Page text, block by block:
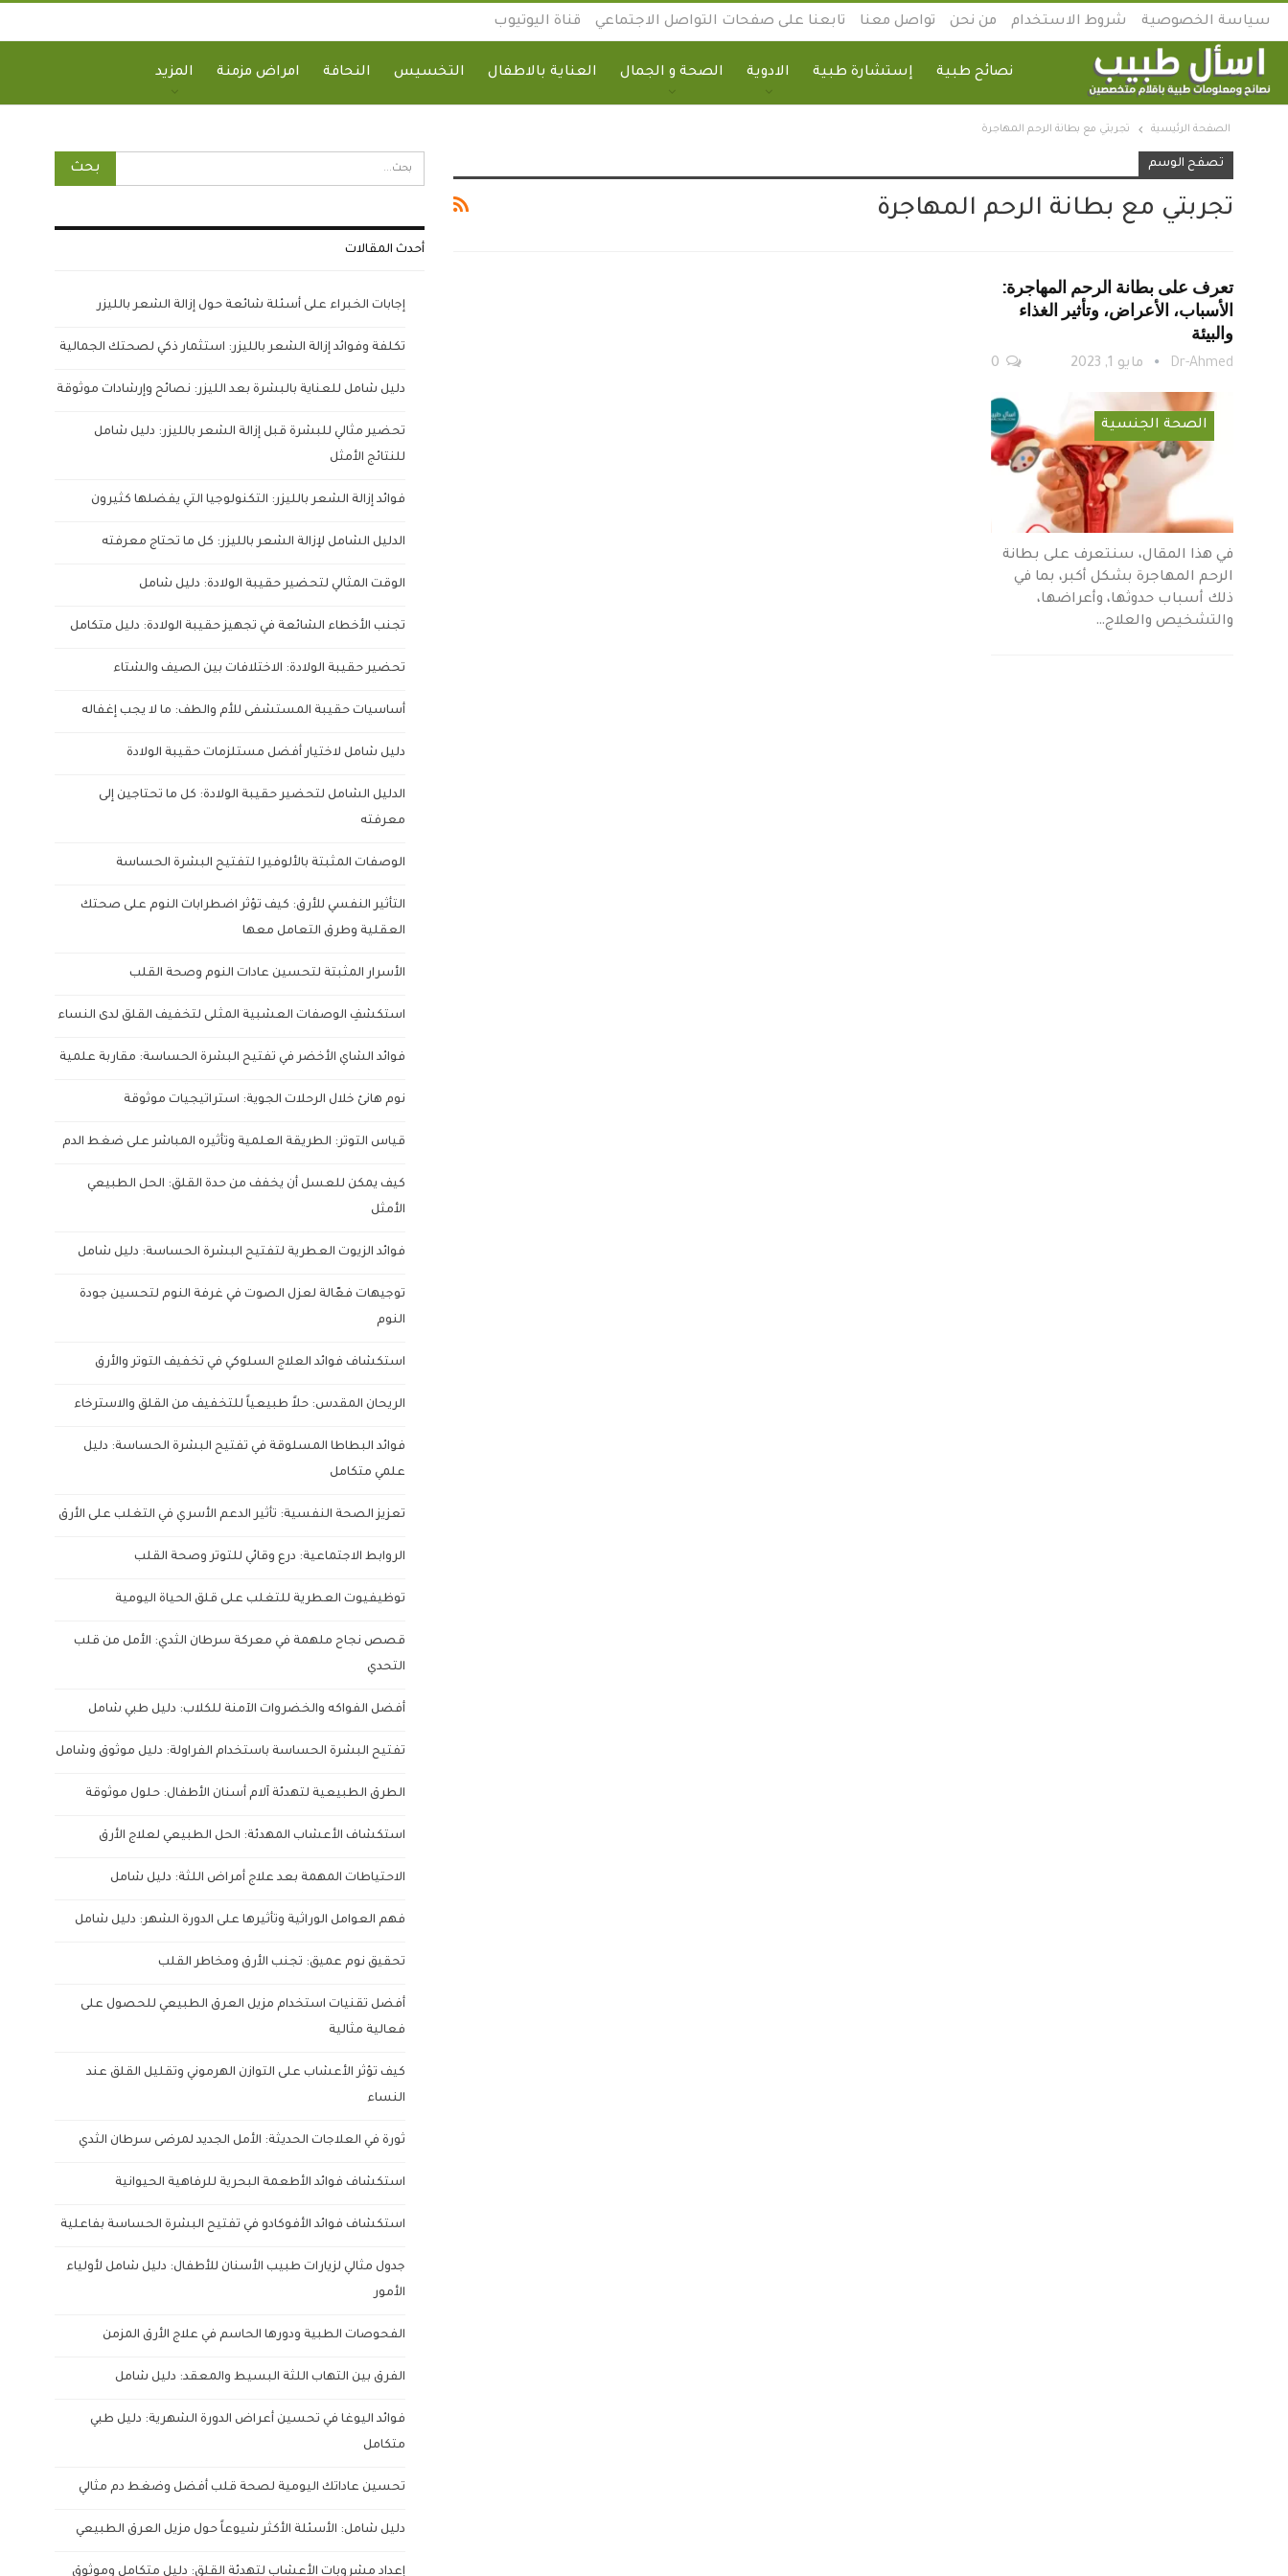
سياسة الخصوصية شروط الاستخدام من نحن تواصل معنا تابعنا على صفحات التواصل الاجتماعي قناة اليوتيوب
نصائح طبية إستشارة طبية الادوية الصحة و الجمال العناية بالاطفال التخسيس النحافة امراض مزمنة المزيد
الصفحة الرئيسية تجربتي مع بطانة الرحم المهاجرة
تصفح الوسم
تجربتي مع بطانة الرحم المهاجرة
تعرف على بطانة الرحم المهاجرة:
الأسباب، الأعراض، وتأثير الغذاء
والبيئة
Dr-Ahmed مايو 1, 2023
الصحة الجنسية
في هذا المقال، سنتعرف على بطانة
الرحم المهاجرة بشكل أكبر، بما في
ذلك أسباب حدوثها، وأعراضها،
والتشخيص والعلاج…
أحدث المقالات
إجابات الخبراء على أسئلة شائعة حول إزالة الشعر بالليزر
تكلفة وفوائد إزالة الشعر بالليزر: استثمار ذكي لصحتك الجمالية
دليل شامل للعناية بالبشرة بعد الليزر: نصائح وإرشادات موثوقة
تحضير مثالي للبشرة قبل إزالة الشعر بالليزر: دليل شامل
للنتائج الأمثل
فوائد إزالة الشعر بالليزر: التكنولوجيا التي يفضلها كثيرون
الدليل الشامل لإزالة الشعر بالليزر: كل ما تحتاج معرفته
الوقت المثالي لتحضير حقيبة الولادة: دليل شامل
تجنب الأخطاء الشائعة في تجهيز حقيبة الولادة: دليل متكامل
تحضير حقيبة الولادة: الاختلافات بين الصيف والشتاء
أساسيات حقيبة المستشفى للأم والطف: ما لا يجب إغفاله
دليل شامل لاختيار أفضل مستلزمات حقيبة الولادة
الدليل الشامل لتحضير حقيبة الولادة: كل ما تحتاجين إلى
معرفته
الوصفات المثبتة بالألوفيرا لتفتيح البشرة الحساسة
التأثير النفسي للأرق: كيف تؤثر اضطرابات النوم على صحتك
العقلية وطرق التعامل معها
الأسرار المثبتة لتحسين عادات النوم وصحة القلب
استكشفِ الوصفات العشبية المثلى لتخفيف القلق لدى النساء
فوائد الشاي الأخضر في تفتيح البشرة الحساسة: مقاربة علمية
نوم هانئ خلال الرحلات الجوية: استراتيجيات موثوقة
قياس التوتر: الطريقة العلمية وتأثيره المباشر على ضغط الدم
كيف يمكن للعسل أن يخفف من حدة القلق: الحل الطبيعي
الأمثل
فوائد الزيوت العطرية لتفتيح البشرة الحساسة: دليل شامل
توجيهات فعّالة لعزل الصوت في غرفة النوم لتحسين جودة
النوم
استكشاف فوائد العلاج السلوكي في تخفيف التوتر والأرق
الريحان المقدس: حلاً طبيعياً للتخفيف من القلق والاسترخاء
فوائد البطاطا المسلوقة في تفتيح البشرة الحساسة: دليل
علمي متكامل
تعزيز الصحة النفسية: تأثير الدعم الأسري في التغلب على الأرق
الروابط الاجتماعية: درع وقائي للتوتر وصحة القلب
توظيفيوت العطرية للتغلب على قلق الحياة اليومية
قصص نجاح ملهمة في معركة سرطان الثدي: الأمل من قلب
التحدي
أفضل الفواكه والخضروات الآمنة للكلاب: دليل طبي شامل
تفتيح البشرة الحساسة باستخدام الفراولة: دليل موثوق وشامل
الطرق الطبيعية لتهدئة آلام أسنان الأطفال: حلول موثوقة
استكشاف الأعشاب المهدئة: الحل الطبيعي لعلاج الأرق
الاحتياطات المهمة بعد علاج أمراض اللثة: دليل شامل
فهم العوامل الوراثية وتأثيرها على الدورة الشهر: دليل شامل
تحقيق نوم عميق: تجنب الأرق ومخاطر القلب
أفضل تقنيات استخدام مزيل العرق الطبيعي للحصول على
فعالية مثالية
كيف تؤثر الأعشاب على التوازن الهرموني وتقليل القلق عند
النساء
ثورة في العلاجات الحديثة: الأمل الجديد لمرضى سرطان الثدي
استكشاف فوائد الأطعمة البحرية للرفاهية الحيوانية
استكشاف فوائد الأفوكادو في تفتيح البشرة الحساسة بفاعلية
جدول مثالي لزيارات طبيب الأسنان للأطفال: دليل شامل لأولياء
الأمور
الفحوصات الطبية ودورها الحاسم في علاج الأرق المزمن
الفرق بين التهاب اللثة البسيط والمعقد: دليل شامل
فوائد اليوغا في تحسين أعراض الدورة الشهرية: دليل طبي
متكامل
تحسين عاداتك اليومية لصحة قلب أفضل وضغط دم مثالي
دليل شامل: الأسئلة الأكثر شيوعاً حول مزيل العرق الطبيعي
إعداد مشروبات الأعشاب لتهدئة القلق: دليل متكامل وموثوق